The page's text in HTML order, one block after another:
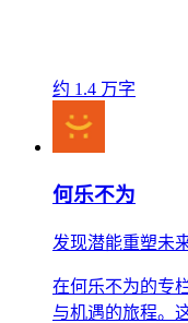
约 1.4 万字
何乐不为
发现潜能重塑未
在何乐不为的专
与机遇的旅程。